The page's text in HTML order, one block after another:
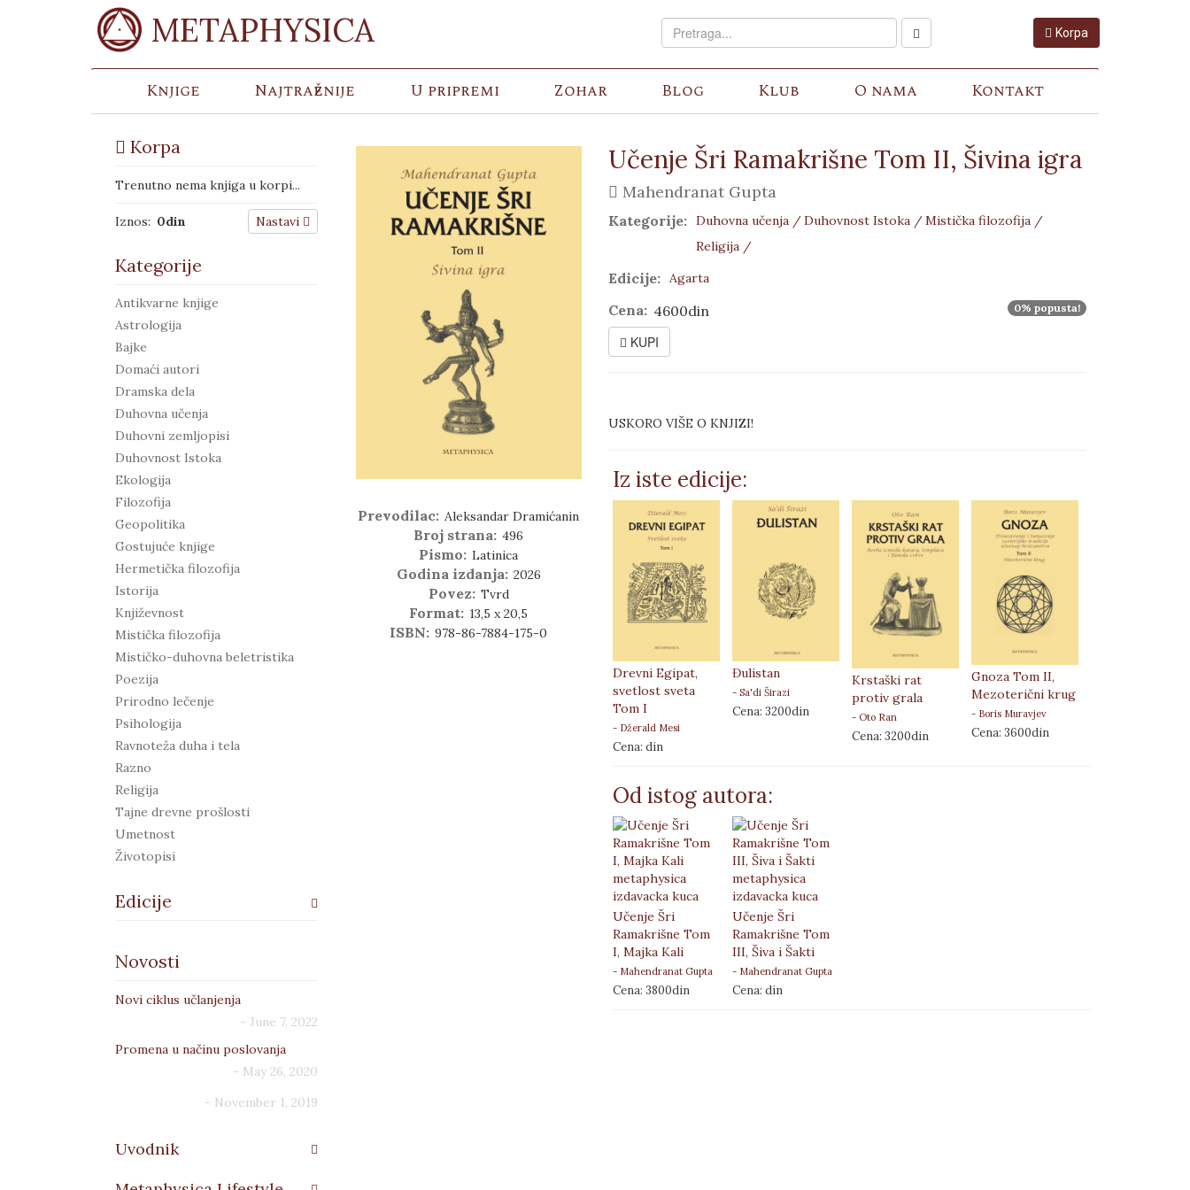
METAPHYSICA Korpa
Knjige Najtraženije U pripremi Zohar Blog Klub O nama Kontakt
Korpa
Trenutno nema knjiga u korpi...
Iznos: 0din Nastavi
Kategorije
Antikvarne knjige
Astrologija
Bajke
Domaći autori
Dramska dela
Duhovna učenja
Duhovni zemljopisi
Duhovnost Istoka
Ekologija
Filozofija
Geopolitika
Gostujuće knjige
Hermetička filozofija
Istorija
Književnost
Mistička filozofija
Mističko-duhovna beletristika
Poezija
Prirodno lečenje
Psihologija
Ravnoteža duha i tela
Razno
Religija
Tajne drevne prošlosti
Umetnost
Životopisi
Edicije
Aeterna
Alim
Anima
EkoLogos
Elizijum
Novosti
Novi ciklus učlanjenja
- June 7, 2022
Promena u načinu poslovanja
- May 26, 2020
- November 1, 2019
Uvodnik
Prevodilac: Aleksandar Dramićanin
Broj strana: 496
Pismo: Latinica
Godina izdanja: 2026
Povez: Tvrd
Format: 13,5 x 20,5
ISBN: 978-86-7884-175-0
Učenje Šri Ramakrišne Tom II, Šivina igra
Mahendranat Gupta
Kategorije: Duhovna učenja /Duhovnost Istoka /Mistička filozofija /
Religija /
Edicije: Agarta
Cena: 4600din 0% popusta!
KUPI
USKORO VIŠE O KNJIZI!
Iz iste edicije:
Drevni Egipat,
svetlost sveta
Tom I
- Džerald Mesi
Cena: din
Đulistan
- Sa'di Širazi
Cena: 3200din
Krstaški rat
protiv grala
- Oto Ran
Cena: 3200din
Gnoza Tom II,
Mezoterični krug
- Boris Muravjev
Cena: 3600din
Od istog autora:
Učenje Šri
Ramakrišne Tom
I, Majka Kali
- Mahendranat Gupta
Cena: 3800din
Učenje Šri
Ramakrišne Tom
III, Šiva i Šakti
- Mahendranat Gupta
Cena: din